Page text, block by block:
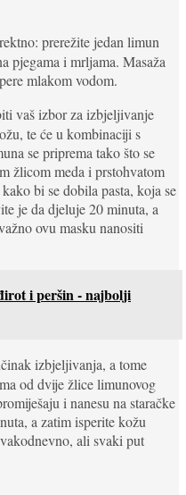
prerežite jedan limun
pjegama i mrljama. Masaža
mlakom vodom.
vaš izbor za izbjeljivanje
te će u kombinaciji s
se priprema tako što se
žlicom meda i prstohvatom
bi se dobila pasta, koja se
je da djeluje 20 minuta, a
ovu masku nanositi
i peršin - najbolji
izbjeljivanja, a tome
od dvije žlice limunovog
i nanesu na staračke
a zatim isperite kožu
ali svaki put